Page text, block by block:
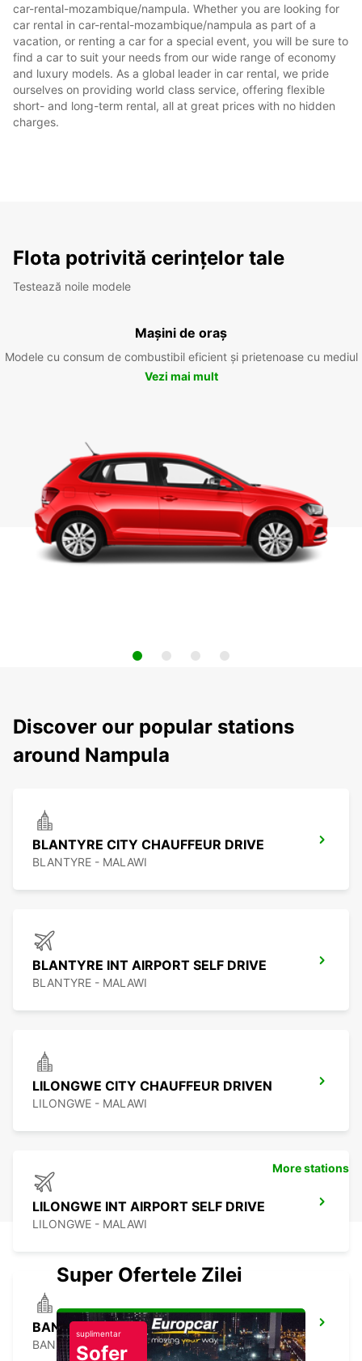
car-rental-mozambique/nampula. Whether you are looking for
car rental in car-rental-mozambique/nampula as part of a
vacation, or renting a car for a special event, you will be sure to
find a car to suit your needs from our wide range of economy
and luxury models. As a global leader in car rental, we pride
ourselves on providing world class service, offering flexible
short- and long-term rental, all at great prices with no hidden
charges.
Flota potrivită cerințelor tale
Testează noile modele
Mașini de oraș
Modele cu consum de combustibil eficient și prietenoase cu mediul
Vezi mai mult
Discover our popular stations
around Nampula
BLANTYRE CITY CHAUFFEUR DRIVE
BLANTYRE - MALAWI
BLANTYRE INT AIRPORT SELF DRIVE
BLANTYRE - MALAWI
LILONGWE CITY CHAUFFEUR DRIVEN
LILONGWE - MALAWI
LILONGWE INT AIRPORT SELF DRIVE
LILONGWE - MALAWI
BANDRELE HOTEL SAKOULI
BANDRELE - MAYOTTE
More stations
Super Ofertele Zilei
suplimentar
Șofer